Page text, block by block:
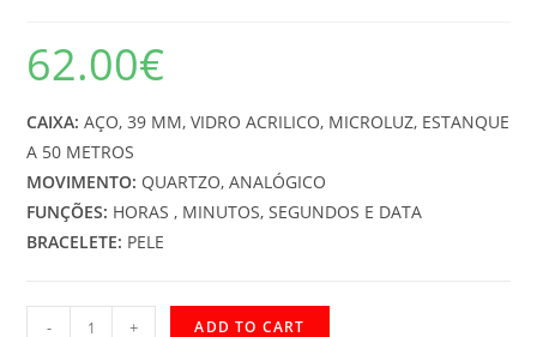
62.00€
CAIXA: AÇO, 39 MM, VIDRO ACRILICO, MICROLUZ, ESTANQUE
A 50 METROS
MOVIMENTO: QUARTZO, ANALÓGICO
FUNÇÕES: HORAS , MINUTOS, SEGUNDOS E DATA
BRACELETE: PELE
- + ADD TO CART